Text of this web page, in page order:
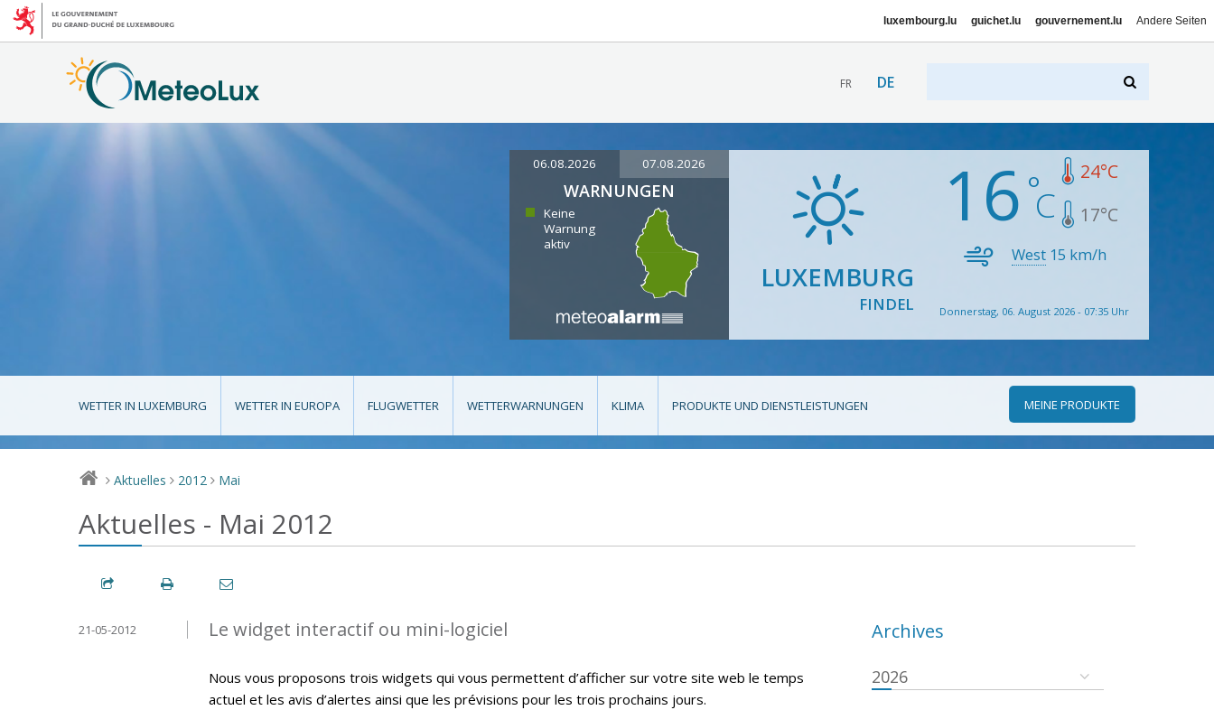
luxembourg.lu guichet.lu gouvernement.lu Andere Seiten
FR DE
06.08.2026 07.08.2026
WARNUNGEN
Keine
Warnung
aktiv
LUXEMBURG
FINDEL
16 24°C
17°C
West 15 km/h
Donnerstag, 06. August 2026 - 07:35 Uhr
WETTER IN LUXEMBURG WETTER IN EUROPA FLUGWETTER WETTERWARNUNGEN KLIMA PRODUKTE UND DIENSTLEISTUNGEN MEINE PRODUKTE
> Aktuelles > 2012 > Mai
Aktuelles - Mai 2012
Le widget interactif ou mini-logiciel
21-05-2012
Nous vous proposons trois widgets qui vous permettent d’afficher sur votre site web le temps
actuel et les avis d’alertes ainsi que les prévisions pour les trois prochains jours.
Archives
2026